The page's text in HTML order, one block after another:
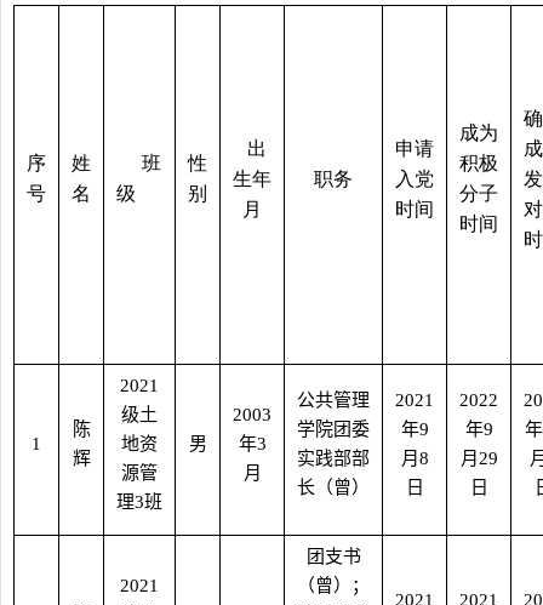
序
号
姓
名
班
级
性
别
出
生年
月
职务
申请
入党
时间
成为
积极
分子
时间
1
陈
辉
2021
级土
地资
源管
理3班
男
2003
年3
月
公共管理
学院团委
实践部部
长（曾）
2021
年9
月8
日
2022
年9
月 29
日
年
2021
团支书
（曾）；
2021
2021